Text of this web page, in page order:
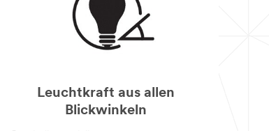
Leuchtkraft aus allen
Blickwinkeln